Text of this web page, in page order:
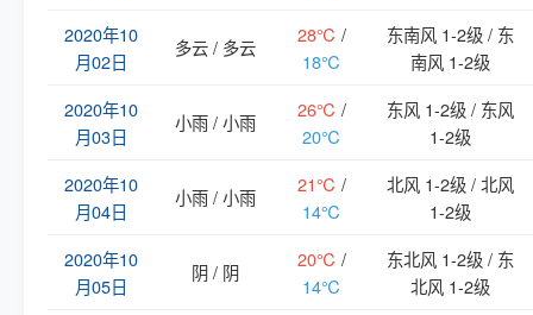
2020年10
月02日
多云 / 多云
28℃ /
18℃
东南风 1-2级 / 东
南风 1-2级
2020年10
月03日
小雨 / 小雨
26℃ /
20℃
东风 1-2级 / 东风
1-2级
2020年10
月04日
小雨 / 小雨
21℃ /
14℃
北风 1-2级 / 北风
1-2级
2020年10
月05日
阴 / 阴
20℃ /
14℃
东北风 1-2级 / 东
北风 1-2级